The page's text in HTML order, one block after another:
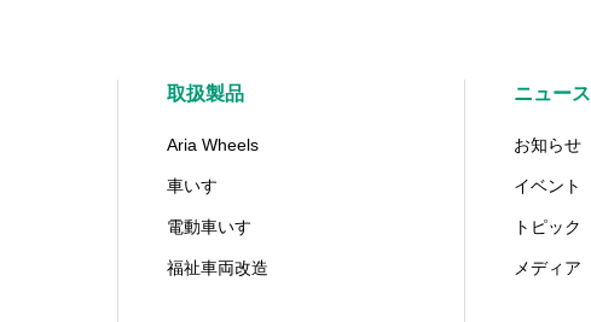
取扱製品
Aria Wheels
車いす
電動車いす
福祉車両改造
ニュース
お知らせ
イベント
トピック
メディア